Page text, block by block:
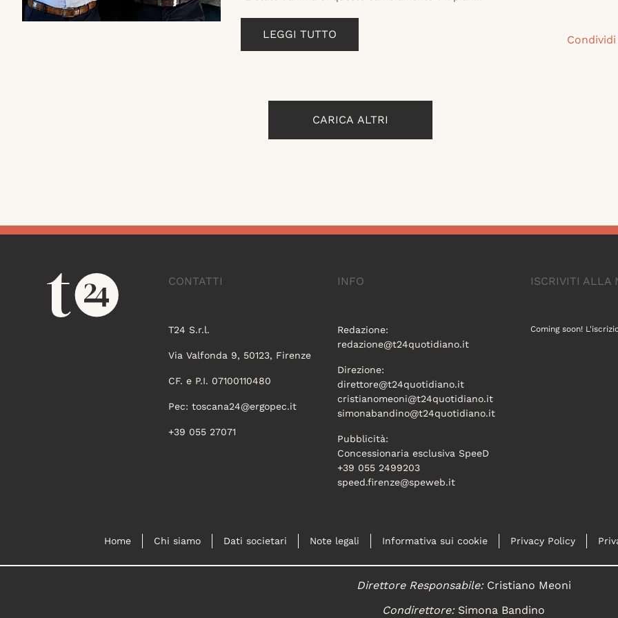
LEGGI TUTTO Condividi
CARICA ALTRI
CONTATTI
T24 S.r.l.
Via Valfonda 9, 50123, Firenze
CF. e P.I. 07100110480
Pec: toscana24@ergopec.it
+39 055 27071
INFO
Redazione:
redazione@t24quotidiano.it
Direzione:
direttore@t24quotidiano.it
cristianomeoni@t24quotidiano.it
simonabandino@t24quotidiano.it
Pubblicità:
Concessionaria esclusiva SpeeD
+39 055 2499203
speed.firenze@speweb.it
ISCRIVITI ALLA
Coming soon!
Home Chi siamo Dati societari Note legali Informativa sui cookie Privacy Policy
Direttore Responsabile:Cristiano Meoni
Condirettore:Simona Bandino